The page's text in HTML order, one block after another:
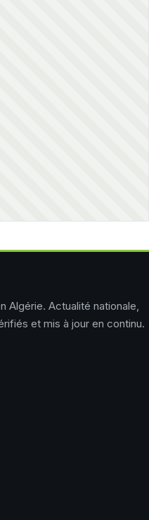
Algérie. Actualité nationale,
et mis à jour en continu.